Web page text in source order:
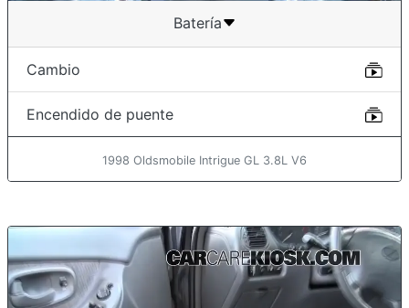
Batería
Cambio
Encendido de puente
1998 Oldsmobile Intrigue GL 3.8L V6